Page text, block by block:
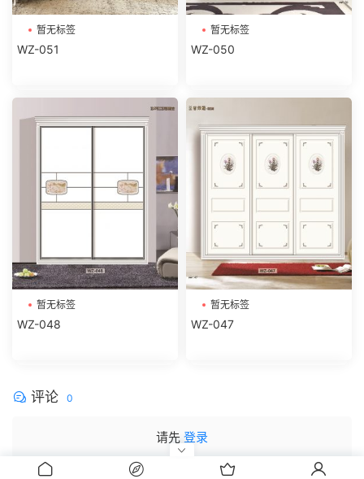
暂无标签
WZ-051
暂无标签
WZ-050
暂无标签
WZ-048
暂无标签
WZ-047
评论 0
请先 登录